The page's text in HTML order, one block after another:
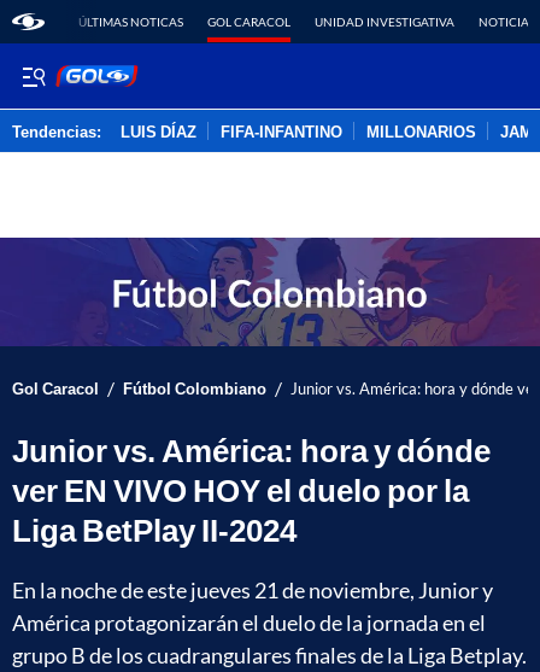
ÚLTIMAS NOTICAS GOL CARACOL UNIDAD INVESTIGATIVA NOTICIAS
Tendencias: LUIS DÍAZ FIFA-INFANTINO MILLONARIOS
Gol Caracol / Fútbol Colombiano / Junior vs. América: hora y dónde
Junior vs. América: hora y dónde
ver EN VIVO HOY el duelo por la
Liga BetPlay II-2024
En la noche de este jueves 21 de noviembre, Junior y
América protagonizarán el duelo de la jornada en el
grupo B de los cuadrangulares finales de la Liga Betplay.